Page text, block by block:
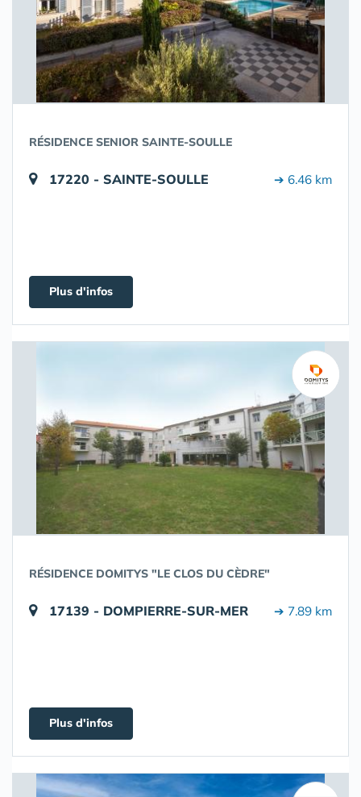
RÉSIDENCE SENIOR SAINTE-SOULLE
17220 - SAINTE-SOULLE ➔ 6.46 km
Plus d'infos
RÉSIDENCE DOMITYS "LE CLOS DU CÈDRE"
17139 - DOMPIERRE-SUR-MER ➔ 7.89 km
Plus d'infos